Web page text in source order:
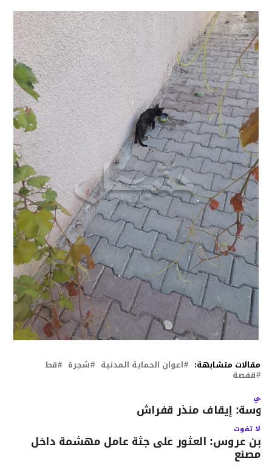
مقالات متشابهة: اعوان الحماية المدنية شجرة قط
قفصة
إيقاف منذر قفراش
لا تفوت
بن عروس: العثور على جثة عامل مهشمة داخل
مصنع